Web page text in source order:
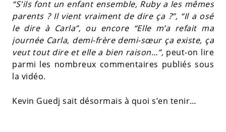
“S'ils font un enfant ensemble, Ruby a les mêmes
parents ? Il vient vraiment de dire ça ?”, “Il a osé
le dire à Carla”, ou encore “Elle m’a refait ma
journée Carla, demi-frère demi-sœur ça existe, ça
veut tout dire et elle a bien raison…”, peut-on lire
parmi les nombreux commentaires publiés sous
la vidéo.
Kevin Guedj sait désormais à quoi s’en tenir…